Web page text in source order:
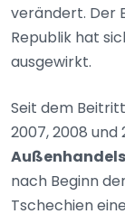
verändert. Der
Republik hat
ausgewirkt.
Seit dem
2007, 2008 und
nach Beginn
Tschechien